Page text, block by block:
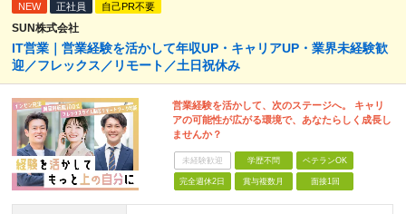
NEW 正社員 自己PR不要
SUN株式会社
IT営業｜営業経験を活かして年収UP・キャリアUP・業界未経験歓
迎／フレックス／リモート／土日祝休み
営業経験を活かして、次のステージへ。 キャリ
アの可能性が広がる環境で、あなたらしく成長し
ませんか？
未経験歓迎 学歴不問 ベテランOK
完全週休2日 賞与複数月 面接1回